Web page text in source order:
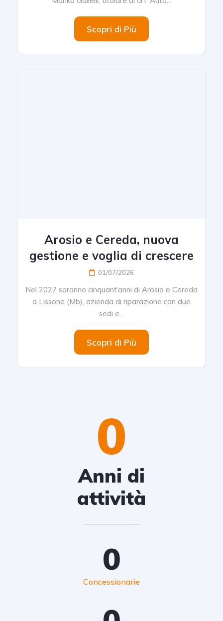
Scopri di Più
Arosio e Cereda, nuova
gestione e voglia di crescere
01/07/2026
Nel 2027 saranno cinquant’anni di Arosio e Cereda
a Lissone (Mb), azienda di riparazione con due
sedi e...
Scopri di Più
0
Anni di
attività
Concessionarie
0